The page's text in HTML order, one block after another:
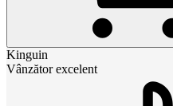
Kinguin
Vânzător excelent